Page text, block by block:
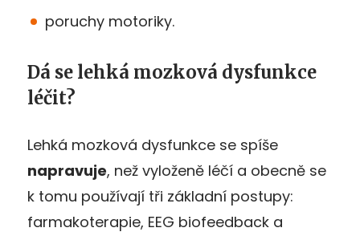
poruchy motoriky.
Dá se lehká mozková dysfunkce
léčit?
Lehká mozková dysfunkce se spíše
napravuje, než vyloženě léčí a obecně se
k tomu používají tři základní postupy:
farmakoterapie, EEG biofeedback a